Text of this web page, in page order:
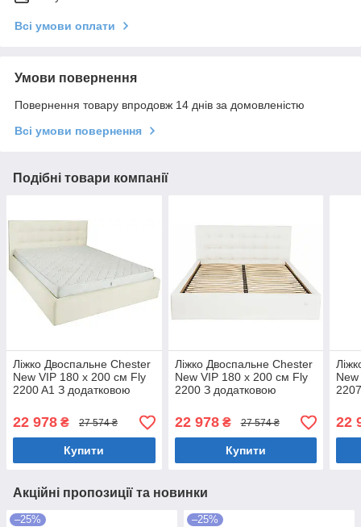
Всі умови оплати
Умови повернення
Повернення товару впродовж 14 днів за домовленістю
Всі умови повернення
Подібні товари компанії
Ліжко Двоспальне Chester
New VIP 180 х 200 см Fly
2200 A1 З додатковою
рамою Білий
22 978 ₴ 27 574 ₴
Купити
Ліжко Двоспальне Chester
New VIP 180 х 200 см Fly
2200 З додатковою
рамою Білий
22 978₴ 27 574 ₴
Купити
22
Акційні пропозиції та новинки
–25% –25%